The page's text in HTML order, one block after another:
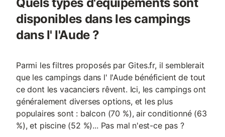
disponibles dans les campings
dans l' l'Aude ?
Parmi les filtres proposés par Gites.fr, il semblerait
que les campings dans l' l'Aude bénéficient de tout
ce dont les vacanciers rêvent. Ici, les campings ont
généralement diverses options, et les plus
populaires sont : balcon (70 %), air conditionné (63
%), et piscine (52 %)... Pas mal n'est-ce pas ?